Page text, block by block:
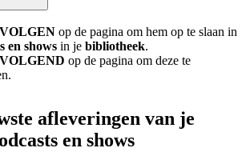
VOLGEN op de pagina om hem op te slaan in
en shows in je bibliotheek.
VOLGEND op de pagina om deze te
afleveringen van je
en shows